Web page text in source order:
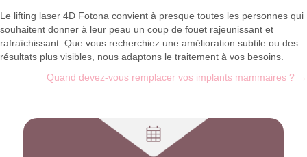
Le lifting laser 4D Fotona convient à presque toutes les personnes qui
souhaitent donner à leur peau un coup de fouet rajeunissant et
rafraîchissant. Que vous recherchiez une amélioration subtile ou des
résultats plus visibles, nous adaptons le traitement à vos besoins.
Quand devez-vous remplacer vos implants mammaires ? →